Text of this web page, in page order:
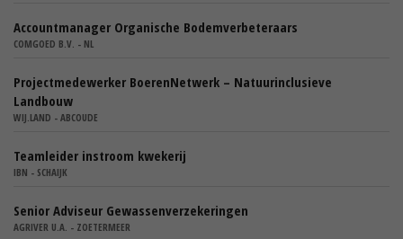
Accountmanager Organische Bodemverbeteraars
COMGOED B.V. - NL
Projectmedewerker BoerenNetwerk – Natuurinclusieve
Landbouw
WIJ.LAND - ABCOUDE
Teamleider instroom kwekerij
IBN - SCHAIJK
Senior Adviseur Gewassenverzekeringen
AGRIVER U.A. - ZOETERMEER